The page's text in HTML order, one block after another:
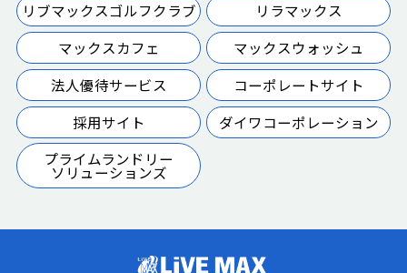
リブマックスゴルフクラブ
リラマックス
マックスカフェ
マックスウォッシュ
法人優待サービス
コーポレートサイト
採用サイト
ダイワコーポレーション
プライムランドリー
ソリューションズ